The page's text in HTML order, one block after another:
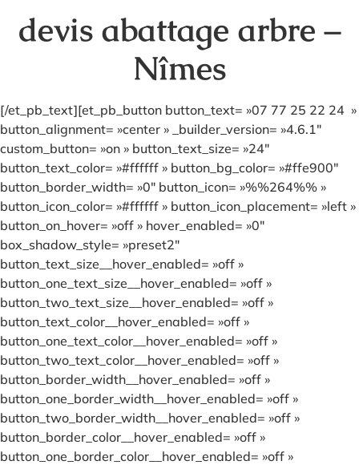
devis abattage arbre –
Nîmes
[/et_pb_text][et_pb_button button_text= »07 77 25 22 24 »
button_alignment= »center » _builder_version= »4.6.1″
custom_button= »on » button_text_size= »24″
button_text_color= »#ffffff » button_bg_color= »#ffe900″
button_border_width= »0″ button_icon= »%%264%% »
button_icon_color= »#ffffff » button_icon_placement= »left »
button_on_hover= »off » hover_enabled= »0″
box_shadow_style= »preset2″
button_text_size__hover_enabled= »off »
button_one_text_size__hover_enabled= »off »
button_two_text_size__hover_enabled= »off »
button_text_color__hover_enabled= »off »
button_one_text_color__hover_enabled= »off »
button_two_text_color__hover_enabled= »off »
button_border_width__hover_enabled= »off »
button_one_border_width__hover_enabled= »off »
button_two_border_width__hover_enabled= »off »
button_border_color__hover_enabled= »off »
button_one_border_color__hover_enabled= »off »